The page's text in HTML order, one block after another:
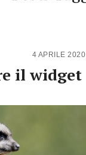
4 APRILE 2020
il